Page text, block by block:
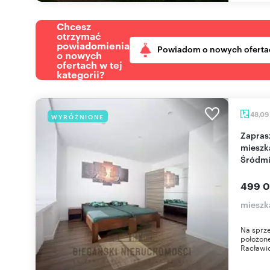
Chcesz
otrzymać
powiadomienia
o nowych
ofertach w tej
kategorii?
Powiadom o nowych
WYRÓŻNIONE 48,09
Zapraszam do komfortowego 2-pokojowego
499
Na